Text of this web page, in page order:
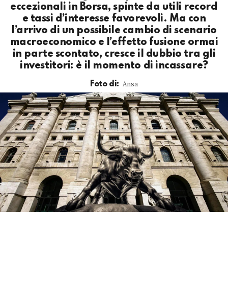
eccezionali in Borsa, spinte da utili record
e tassi d’interesse favorevoli. Ma con
l’arrivo di un possibile cambio di scenario
macroeconomico e l’effetto fusione ormai
in parte scontato, cresce il dubbio tra gli
investitori: è il momento di incassare?
Foto di: Ansa